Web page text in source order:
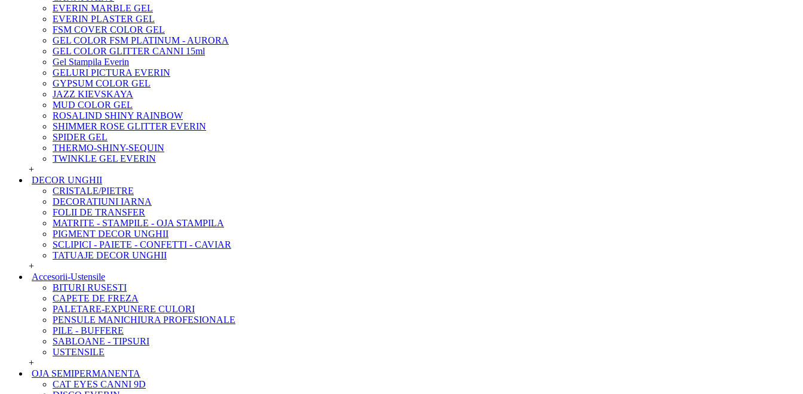
EVERIN MARBLE GEL
EVERIN PLASTER GEL
FSM COVER COLOR GEL
GEL COLOR FSM PLATINUM - AURORA
GEL COLOR GLITTER CANNI 15ml
Gel Stampila Everin
GELURI PICTURA EVERIN
GYPSUM COLOR GEL
JAZZ KIEVSKAYA
MUD COLOR GEL
ROSALIND SHINY RAINBOW
SHIMMER ROSE GLITTER EVERIN
SPIDER GEL
THERMO-SHINY-SEQUIN
TWINKLE GEL EVERIN
+
DECOR UNGHII
CRISTALE/PIETRE
DECORATIUNI IARNA
FOLII DE TRANSFER
MATRITE - STAMPILE - OJA STAMPILA
PIGMENT DECOR UNGHII
SCLIPICI - PAIETE - CONFETTI - CAVIAR
TATUAJE DECOR UNGHII
+
Accesorii-Ustensile
BITURI RUSESTI
CAPETE DE FREZA
PALETARE-EXPUNERE CULORI
PENSULE MANICHIURA PROFESIONALE
PILE - BUFFERE
SABLOANE - TIPSURI
USTENSILE
+
OJA SEMIPERMANENTA
CAT EYES CANNI 9D